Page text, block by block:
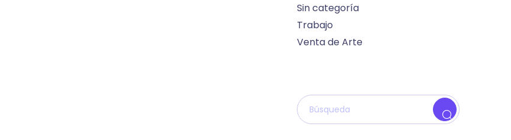
Sin categoría
Trabajo
Venta de Arte